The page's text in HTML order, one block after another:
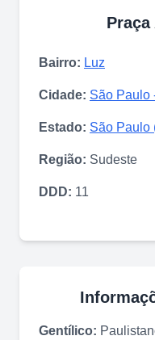
Bairro: Luz
Cidade: São Paulo
Estado: São Paulo
Região: Sudeste
DDD: 11
Gentílico: